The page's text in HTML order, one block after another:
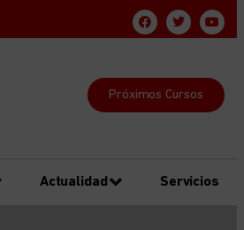
Próximos Cursos
Actualidad Servicios